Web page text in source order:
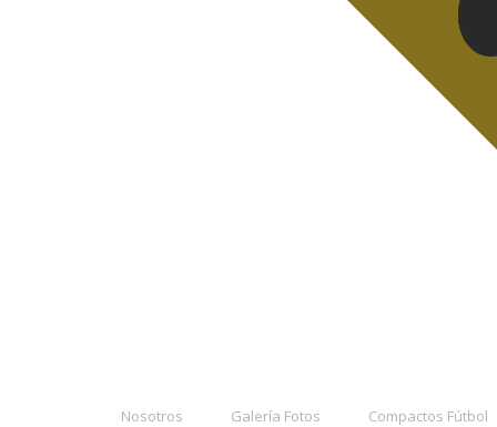
Nosotros Galería Fotos Compactos Fútbol